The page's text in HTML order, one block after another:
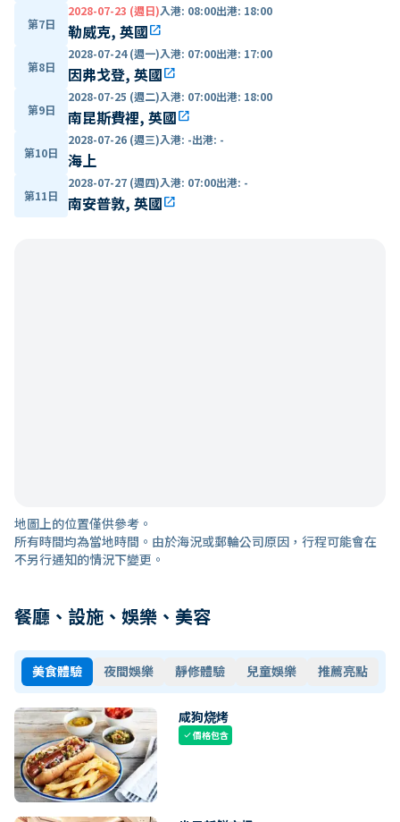
第7日
2028-07-23 (週日)入港: 08:00出港: 18:00
勒威克, 英國open_in_new
第8日
2028-07-24 (週一)入港: 07:00出港: 17:00
因弗戈登, 英國open_in_new
第9日
2028-07-25 (週二)入港: 07:00出港: 18:00
南昆斯費裡, 英國open_in_new
第10日
2028-07-26 (週三)入港: -出港: -
海上
第11日
2028-07-27 (週四)入港: 07:00出港: -
南安普敦, 英國open_in_new
地圖上的位置僅供參考。
所有時間均為當地時間。由於海況或郵輪公司原因，行程可能會在
不另行通知的情況下變更。
餐廳、設施、娛樂、美容
美食體驗 夜間娛樂 靜修體驗 兒童娛樂 推薦亮點
咸狗烧烤
check價格包含